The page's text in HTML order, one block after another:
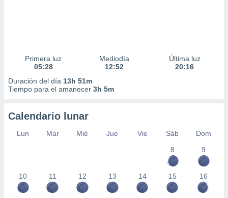
Primera luz
05:28
Mediodía
12:52
Última luz
20:16
Duración del día 13h 51m
Tiempo para el amanecer 3h 5m
Calendario lunar
Lun Mar Mié Jue Vie Sáb
Dom
8
9
10 11 12 13 14 15 16